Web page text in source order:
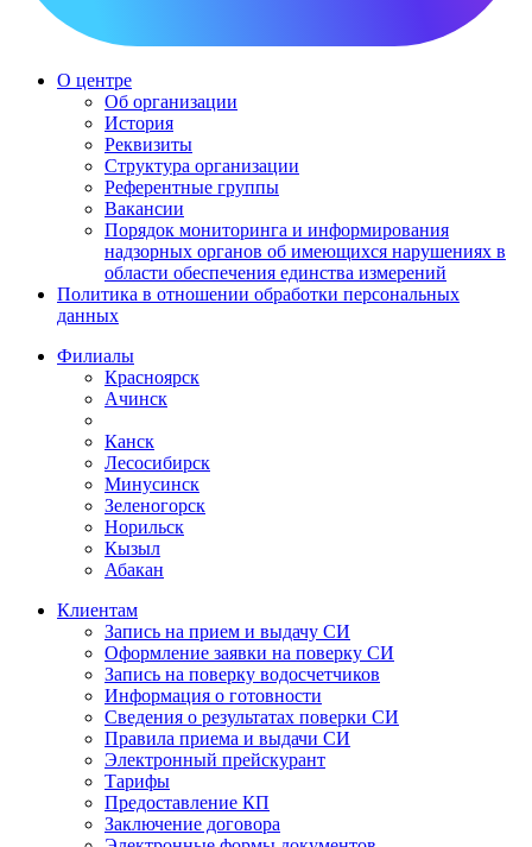
О центре
Об организации
История
Реквизиты
Структура организации
Референтные группы
Вакансии
Порядок мониторинга и информирования
надзорных органов об имеющихся нарушениях в
области обеспечения единства измерений
Политика в отношении обработки персональных
данных
Филиалы
Красноярск
Ачинск
Канск
Лесосибирск
Минусинск
Зеленогорск
Норильск
Кызыл
Абакан
Клиентам
Запись на прием и выдачу СИ
Оформление заявки на поверку СИ
Запись на поверку водосчетчиков
Информация о готовности
Сведения о результатах поверки СИ
Правила приема и выдачи СИ
Электронный прейскурант
Тарифы
Предоставление КП
Заключение договора